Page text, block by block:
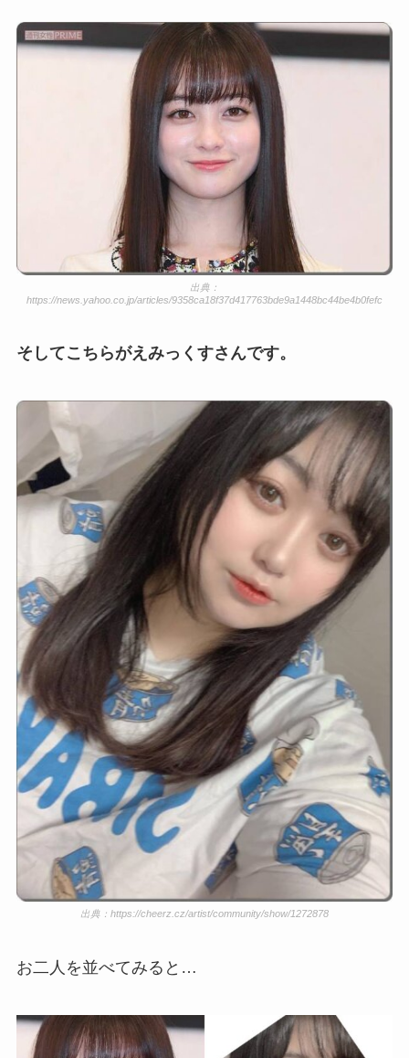
出典：
https://news.yahoo.co.jp/articles/9358ca18f37d417763bde9a1448bc44be4b0fefc
そしてこちらがえみっくすさんです。
出典：https://cheerz.cz/artist/community/show/1272878
お二人を並べてみると…